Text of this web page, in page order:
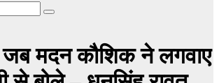
मदन कौशिक ने लगवाए